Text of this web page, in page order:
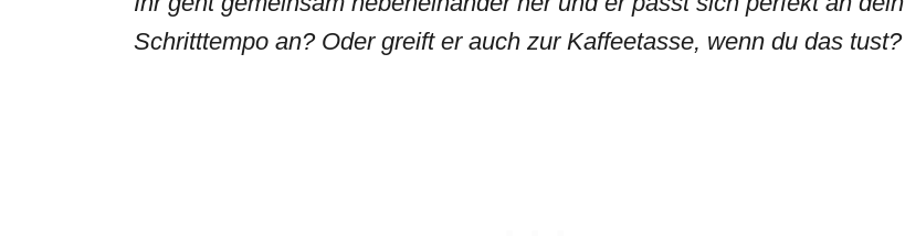
Schritttempo an? Oder greift er auch zur Kaffeetasse, wenn du das tust?